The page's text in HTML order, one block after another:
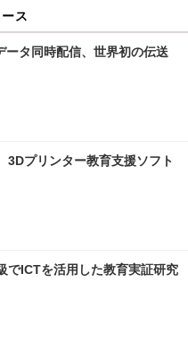
ス
ータ同時配信、世界初の伝送
3Dプリンター教育支援ソフト
でICTを活用した教育実証研究